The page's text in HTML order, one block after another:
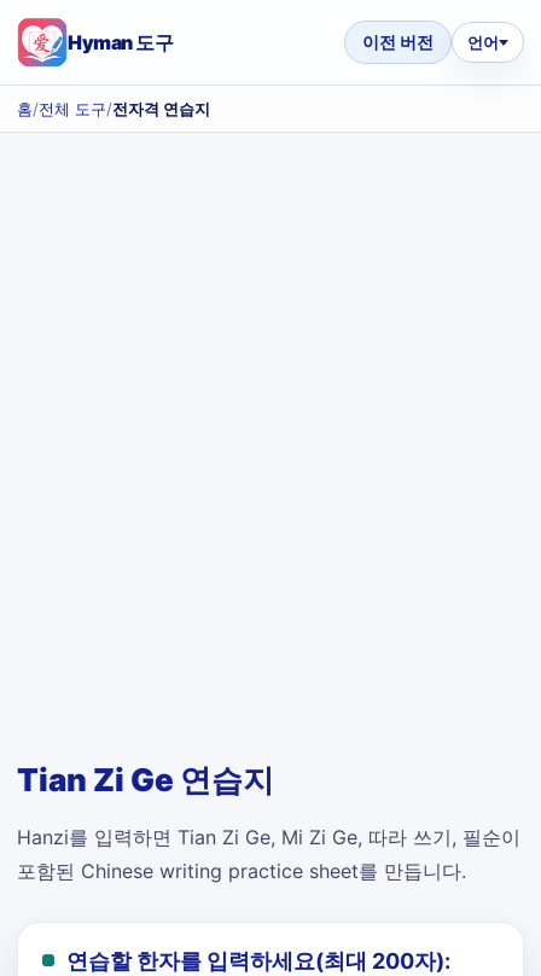
Hyman 도구 이전 버전 언어
홈/전체 도구/전자격 연습지
Tian Zi Ge 연습지
Hanzi를 입력하면 Tian Zi Ge, Mi Zi Ge, 따라 쓰기, 필순이
포함된 Chinese writing practice sheet를 만듭니다.
연습할 한자를 입력하세요(최대 200자):